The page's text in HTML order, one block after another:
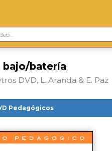
bajo/batería
DVD, L. Aranda & E. Paz
Pedagógicos